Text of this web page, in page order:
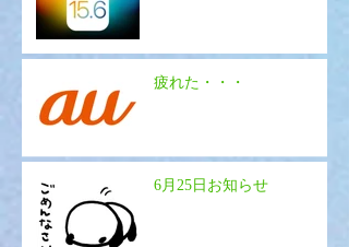
疲れた・・・
6月25日お知らせ